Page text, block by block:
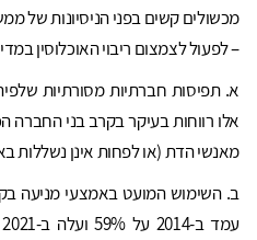
מכשולים קשים בפני הניסיונות של
– לפעול לצמצום ריבוי האוכלוסין
א. תפיסות חברתיות מסורתיות
אלו רווחות בעיקר בקרב בני החברה
מאנשי הדת (או לפחות אינן נשללות
ב. השימוש המועט באמצעי מניעה